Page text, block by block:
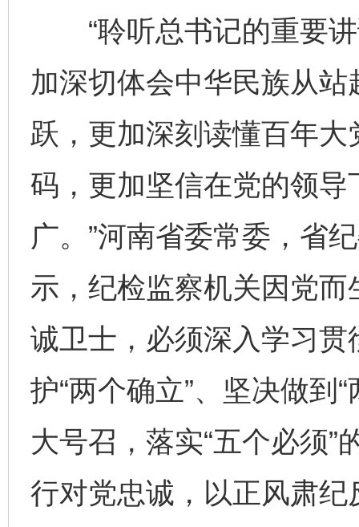
“聆听总书记的重要讲
加深切体会中华民族从
跃，更加深刻读懂百年
码，更加坚信在党的领导
广。”河南省委常委，省
示，纪检监察机关因党
诚卫士，必须深入学习
护“两个确立”、坚决做到
大号召，落实“五个必须
行对党忠诚，以正风肃